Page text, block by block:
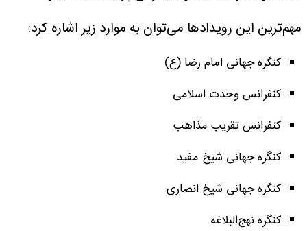
مهم‌ترین این رویدادها می‌توان به موارد زیر اشاره کرد:
کنگره جهانی امام رضا (ع)
کنفرانس وحدت اسلامی
کنفرانس تقریب مذاهب
کنگره جهانی شیخ مفید
کنگره جهانی شیخ انصاری
کنگره نهج‌البلاغه